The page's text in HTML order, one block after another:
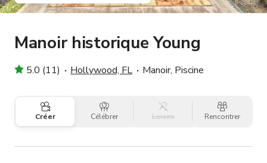
Manoir historique Young
5.0 (11) Hollywood, FL Manoir, Piscine
Créer Célébrer Loisirs Rencontrer